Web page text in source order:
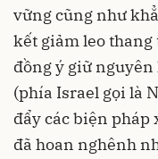
vững cũng như
kết giảm leo
đồng ý giữ
(phía Israel gọi là
đẩy các biện
đã hoan nghênh